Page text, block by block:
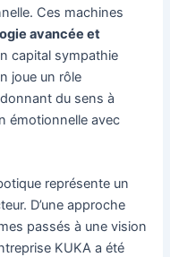
Ces machines
avancée et
capital sympathie
joue un rôle
du sens à
émotionnelle avec
représente un
D’une approche
passés à une vision
KUKA a été